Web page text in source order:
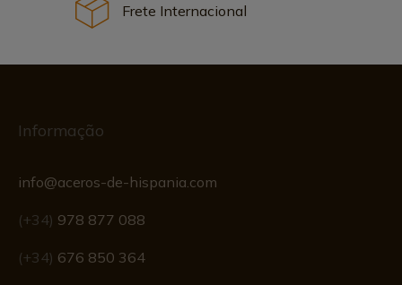
Frete Internacional
Informação
info@aceros-de-hispania.com
(+34) 978 877 088
(+34) 676 850 364